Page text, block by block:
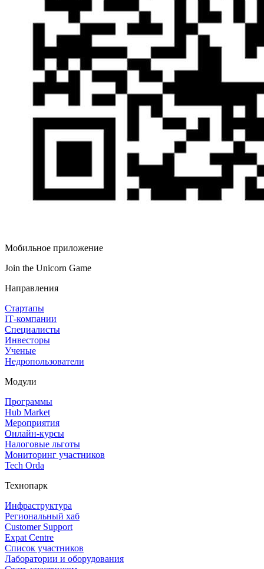
Мобильное приложение
Join the Unicorn Game
Направления
Стартапы
IT‑компании
Специалисты
Инвесторы
Ученые
Недропользователи
Модули
Программы
Hub Market
Мероприятия
Онлайн‑курсы
Налоговые льготы
Мониторинг участников
Tech Orda
Технопарк
Инфраструктура
Региональный хаб
Customer Support
Expat Centre
Список участников
Лаборатории и оборудования